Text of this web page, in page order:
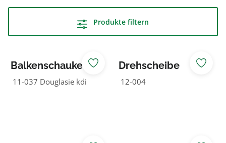
Produkte filtern
Balkenschaukel
ohne Schaukel
11-037 Douglasie kdi
Drehscheibe
12-004